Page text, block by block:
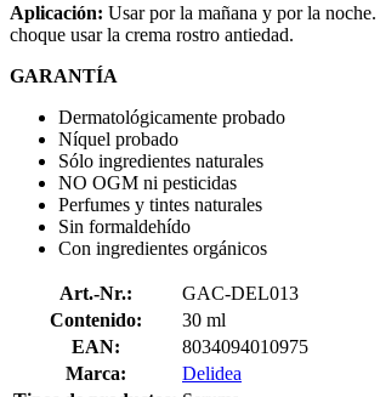
Aplicación: Usar por la mañana y por la
choque usar la crema rostro antiedad.
GARANTÍA
Dermatológicamente probado
Níquel probado
Sólo ingredientes naturales
NO OGM ni pesticidas
Perfumes y tintes naturales
Sin formaldehído
Con ingredientes orgánicos
Art.-Nr.:
GAC-DEL013
Contenido:
30 ml
EAN:
8034094010975
Marca:
Delidea